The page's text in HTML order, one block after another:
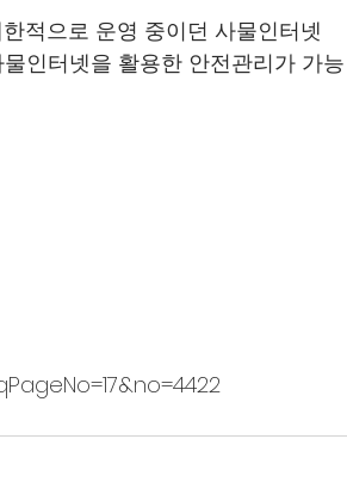
적으로 운영 중이던 사물인터넷
인터넷을 활용한 안전관리가 가능